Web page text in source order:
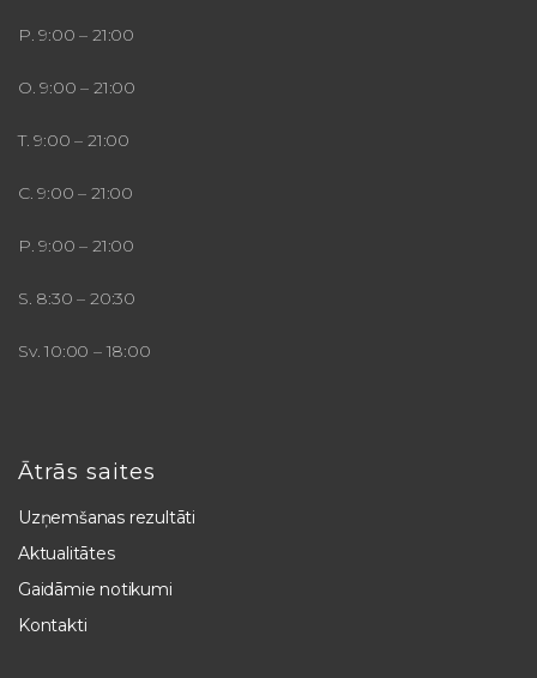
P. 9:00 – 21:00
O. 9:00 – 21:00
T. 9:00 – 21:00
C. 9:00 – 21:00
P. 9:00 – 21:00
S. 8:30 – 20:30
Sv. 10:00 – 18:00
Ātrās saites
Uzņemšanas rezultāti
Aktualitātes
Gaidāmie notikumi
Kontakti